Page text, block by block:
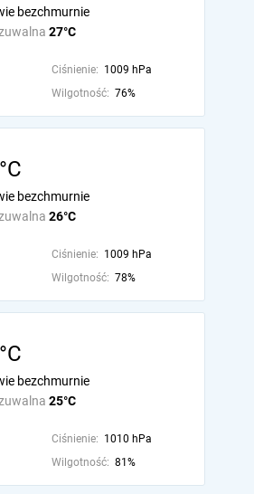
27°C
bezchmurnie
Ciśnienie: 1009 hPa
Wilgotność: 76%
26°C
bezchmurnie
Ciśnienie: 1009 hPa
Wilgotność: 78%
25°C
bezchmurnie
Ciśnienie: 1010 hPa
Wilgotność: 81%